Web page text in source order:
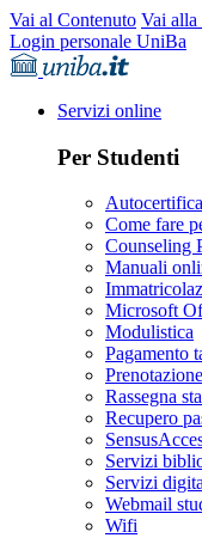
Vai al Contenuto Vai alla
Login personale UniBa
Servizi online
Per Studenti
Come fare
Counseling
Manuali
Microsoft
Modulistica
Pagamento
Rassegna
Recupero
Servizi
Servizi
Webmail
Wifi